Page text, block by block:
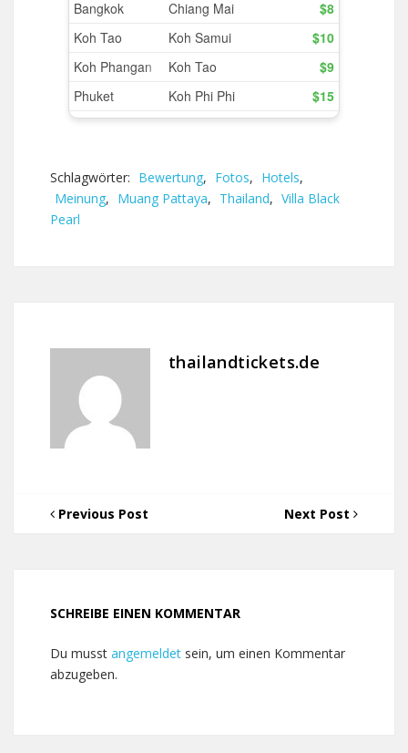
Schlagwörter: Bewertung, Fotos, Hotels,
Meinung, Muang Pattaya, Thailand, Villa Black
Pearl
thailandtickets.de
Previous Post Next Post
SCHREIBE EINEN KOMMENTAR
Du musst angemeldet sein, um einen Kommentar
abzugeben.